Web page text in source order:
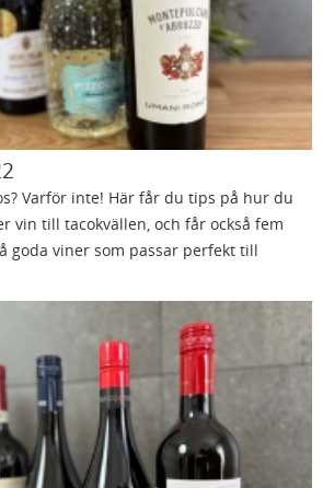
Varför inte! Här får du tips på hur du
vin till tacokvällen, och får också fem
goda viner som passar perfekt till